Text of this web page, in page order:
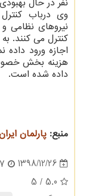
نفر در حال
وی درباب
نیروهای نظامی
كنترل می كنند.
اجازه ورود
هزینه بخش
داده شده است.
منبع: پارلمان
1398/12/26
5.0
/ 5